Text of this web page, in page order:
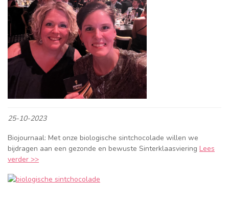
25-10-2023
Biojournaal: Met onze biologische sintchocolade willen we
bijdragen aan een gezonde en bewuste Sinterklaasviering Lees
verder >>